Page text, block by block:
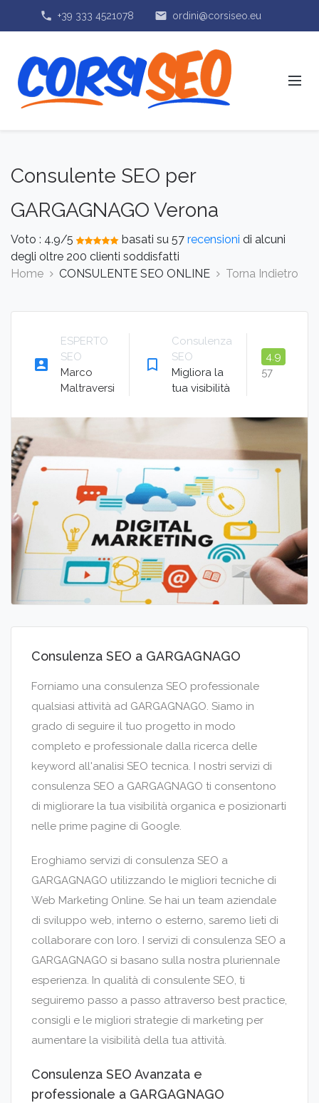
phone +39 333 4521078 email ordini@corsiseo.eu
Consulente SEO per
GARGAGNAGO Verona
Voto : 4.9/5 basati su 57 recensioni di alcuni
degli oltre 200 clienti soddisfatti
Home
CONSULENTE SEO ONLINE Torna Indietro
account_box
ESPERTO
SEO
Marco
Maltraversi
bookmark_border
Consulenza
SEO
Migliora la
tua visibilità
4.9
57
Consulenza SEO a GARGAGNAGO
Forniamo una consulenza SEO professionale
qualsiasi attività ad GARGAGNAGO. Siamo in
grado di seguire il tuo progetto in modo
completo e professionale dalla ricerca delle
keyword all'analisi SEO tecnica. I nostri servizi di
consulenza SEO a GARGAGNAGO ti consentono
di migliorare la tua visibilità organica e posizionarti
nelle prime pagine di Google.
Eroghiamo servizi di consulenza SEO a
GARGAGNAGO utilizzando le migliori tecniche di
Web Marketing Online. Se hai un team aziendale
di sviluppo web, interno o esterno, saremo lieti di
collaborare con loro. I servizi di consulenza SEO a
GARGAGNAGO si basano sulla nostra pluriennale
esperienza. In qualità di consulente SEO, ti
seguiremo passo a passo attraverso best practice,
consigli e le migliori strategie di marketing per
aumentare la visibilità della tua attività.
Consulenza SEO Avanzata e
professionale a GARGAGNAGO